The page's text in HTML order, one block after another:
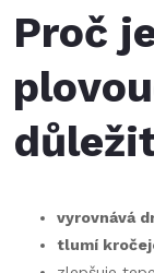
Proč
vyrovnává
tlumí